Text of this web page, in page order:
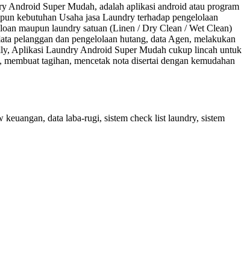
Android Super Mudah, adalah aplikasi android atau program
kebutuhan Usaha jasa Laundry terhadap pengelolaan
maupun laundry satuan (Linen / Dry Clean / Wet Clean)
pelanggan dan pengelolaan hutang, data Agen, melakukan
Aplikasi Laundry Android Super Mudah cukup lincah untuk
tagihan, mencetak nota disertai dengan kemudahan
data laba-rugi, sistem check list laundry, sistem